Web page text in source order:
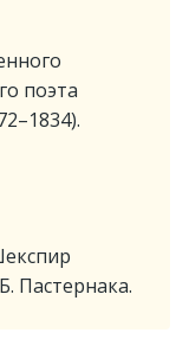
поэта
Пастернака.